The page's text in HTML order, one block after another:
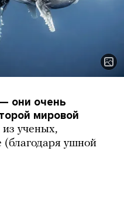
они очень
мировой
ученых,
(благодаря ушной